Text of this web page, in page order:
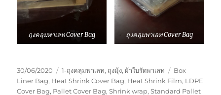
ถุงคลุมพาเลท Cover Bag ถุงคลุมพาเลท Cover Bag
Posted
on
30/06/2020 Categories
1-ถุงคลุมพาเลท, ถุงมุ้ง, ผ้าใบรัดพาเลท Tags
Box
Liner Bag, Heat Shrink Cover Bag, Heat Shrink Film, LDPE
Cover Bag, Pallet Cover Bag,Shrink wrap,Standard Pallet